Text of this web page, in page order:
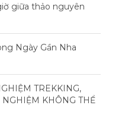
giữa thảo nguyên
Ngày Gần Nha
TREKKING,
KHÔNG THỂ